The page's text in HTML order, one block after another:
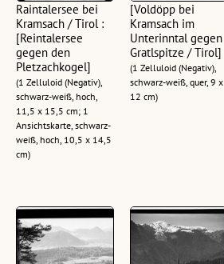
Raintalersee bei
Kramsach / Tirol :
[Reintalersee
gegen den
Pletzachkogel]
(1 Zelluloid (Negativ),
schwarz-weiß, hoch,
11,5 x 15,5 cm; 1
Ansichtskarte, schwarz-
weiß, hoch, 10,5 x 14,5
cm)
[Voldöpp bei
Kramsach im
Unterinntal gegen
Gratlspitze / Tirol]
(1 Zelluloid (Negativ),
schwarz-weiß, quer, 9 x
12 cm)